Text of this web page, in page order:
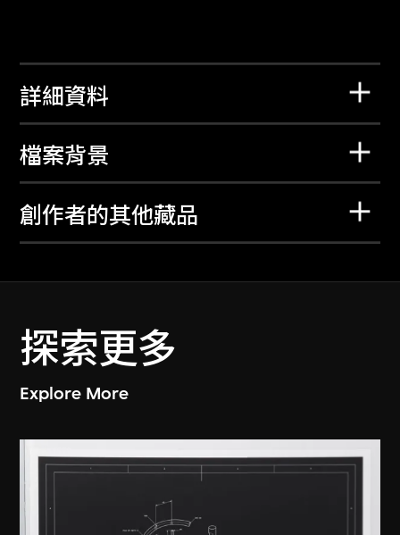
詳細資料
檔案背景
創作者的其他藏品
探索更多
Explore More